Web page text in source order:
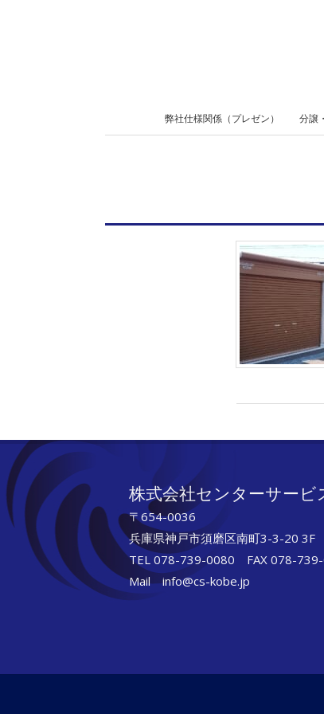
Navigation
弊社仕様関係（プレゼン） 分譲
株式会社センターサービ
〒654-0036
兵庫県神戸市須磨区南町3-3-20 3F
TEL 078-739-0080 FAX 078-
Mail info@cs-kobe.jp